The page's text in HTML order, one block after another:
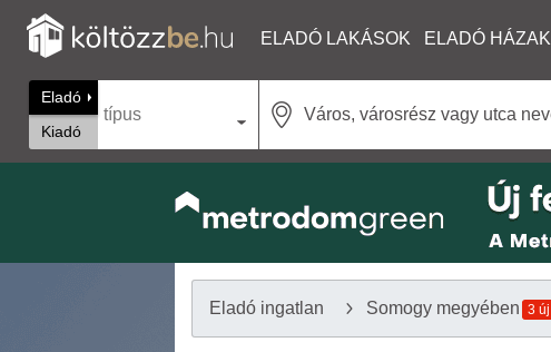
ELADÓ LAKÁSOK ELADÓ HÁZAK
Eladó
Kiadó
típus
Eladó ingatlan Somogy megyében 3 új